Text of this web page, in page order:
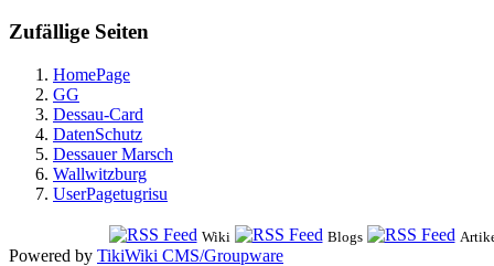
Zufällige Seiten
HomePage
GG
Dessau-Card
DatenSchutz
Dessauer Marsch
Wallwitzburg
UserPagetugrisu
Wiki Blogs
Powered by TikiWiki CMS/Groupware